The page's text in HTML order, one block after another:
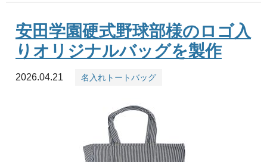
安田学園硬式野球部様のロゴ入
りオリジナルバッグを製作
2026.04.21 名入れトートバッグ